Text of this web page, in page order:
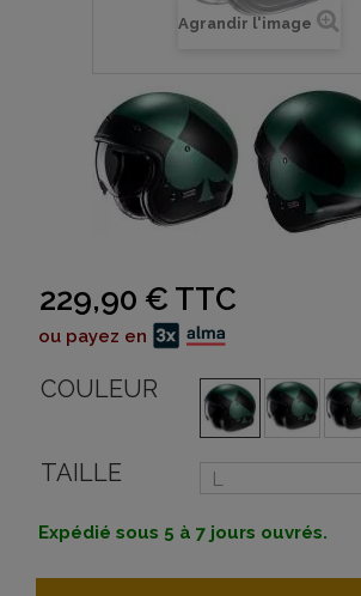
Agrandir l'image
229,90 € TTC
ou payez en
COULEUR
TAILLE
Expédié sous 5 à 7 jours ouvrés.